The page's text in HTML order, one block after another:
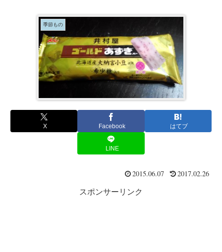
季節もの
X Facebook はてブ
LINE
2015.06.07 2017.02.26
スポンサーリンク